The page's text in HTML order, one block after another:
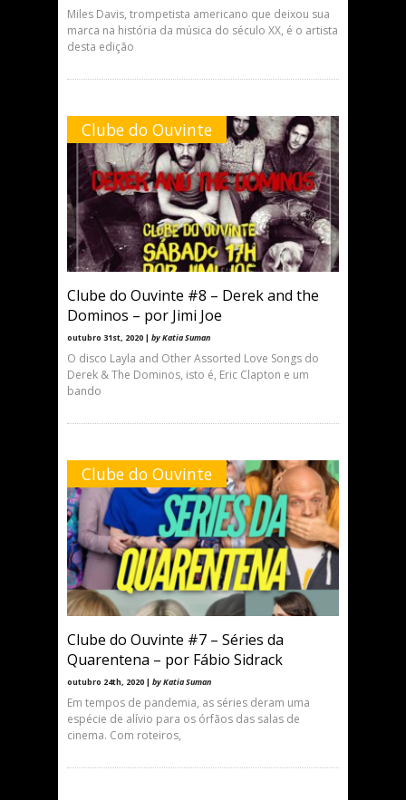
Miles Davis, trompetista americano que deixou sua
marca na história da música do século XX, é o artista
desta edição
Clube do Ouvinte
Clube do Ouvinte #8 – Derek and the
Dominos – por Jimi Joe
outubro 31st, 2020 | by Katia Suman
O disco Layla and Other Assorted Love Songs do
Derek & The Dominos, isto é, Eric Clapton e um
bando
Clube do Ouvinte
Clube do Ouvinte #7 – Séries da
Quarentena – por Fábio Sidrack
outubro 24th, 2020 | by Katia Suman
Em tempos de pandemia, as séries deram uma
espécie de alívio para os órfãos das salas de
cinema. Com roteiros,